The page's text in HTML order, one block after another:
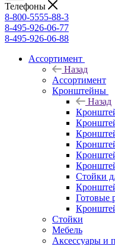
Телефоны
8-800-5555-88-3
8-495-926-06-77
8-495-926-06-88
Ассортимент
Назад
Ассортимент
Кронштейны
Назад
Стойки
Готовые
Стойки
Мебель
Аксессуары и